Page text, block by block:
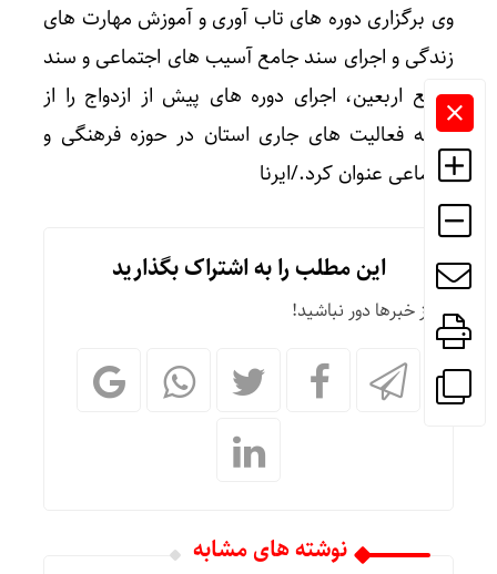
وی برگزاری دوره های تاب آوری و آموزش مهارت های
زندگی و اجرای سند جامع آسیب های اجتماعی و سند
جامع اربعین، اجرای دوره های پیش از ازدواج را از
جمله فعالیت های جاری استان در حوزه فرهنگی و
اجتماعی عنوان کرد./ایرنا
این مطلب را به اشتراک بگذارید
از خبرها دور نباشید!
نوشته های مشابه